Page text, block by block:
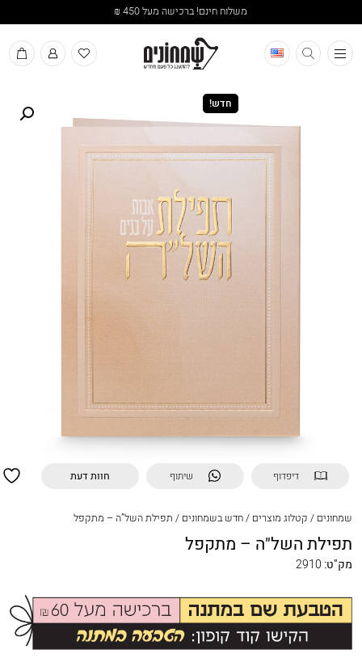
משלוח חינם! ברכישה מעל 450 ₪
תפריט
דיפדוף שיתוף חוות דעת
חדש!
שמחונים / קטלוג מוצרים /חדש בשמחונים / תפילת השל”ה – מתקפל
תפילת השל"ה – מתקפל
מק"ט: 2910